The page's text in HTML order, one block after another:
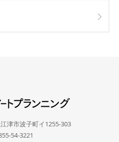
津市波子町イ1255-303
54-3221